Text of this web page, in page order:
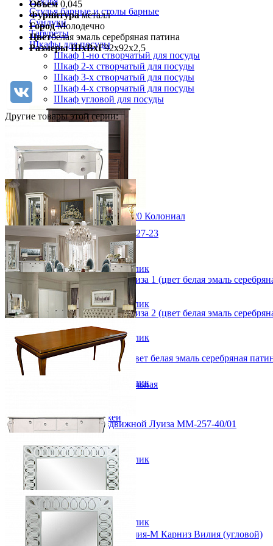
Стулья барные и столы барные
Сундуки
Табуреты
Шкафы для посуды
Шкаф 1-но створчатый для посуды
Шкаф 2-х створчатый для посуды
Шкаф 3-х створчатый для посуды
Шкаф 4-х створчатый для посуды
Шкаф угловой для посуды
Шкаф для посуды Рауна 20 Колониал
35 658 ₽
50 940 ₽
В корзину
-30%
Прихожая
Вешалки напольные
Вешалки настенные
Газетница
Зеркала для прихожей
Ключницы
Консоли
Наборы в прихожую
Обувницы
Прихожая Вилия-М модульная
Шкафы для прихожей
Модульная прихожая Вилия-М Карниз Вилия (угловой)
Объем 0,045
Фурнитура металл
Город Молодечно
Цветбелая эмаль серебряная патина
Размеры ШхВхГ92х92х2,5
Другие товары этой серии:
Стол письменный Луиза ММ-227-23
от 75 760 ₽
126,5х77,9х64,9 см
В корзину Быстро купить в 1 клик
Набор мебели для гостиной Луиза 1 (цвет белая эмаль
от 374 930 ₽
В корзину
Быстро купить в 1 клик
Набор мебели для гостиной Луиза 2 (цвет белая эмаль
В корзину
Быстро купить в 1 клик
Спальный гарнитур Луиза 2 (цвет белая эмаль серебряная
от 570 920 ₽
Быстро купить в 1 клик
Стол прямоугольный раздвижной Луиза ММ-257-40/01
210/300х77,7х110 см
В корзину Быстро купить в 1 клик
Тумба ТВ Луиза ММ-257-05/01
от 105 450 ₽
226х64,1х51,2 см
В корзину
Быстро купить в 1 клик
Зеркало Луиза ММ-257-29